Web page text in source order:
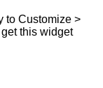
to Customize >
this widget